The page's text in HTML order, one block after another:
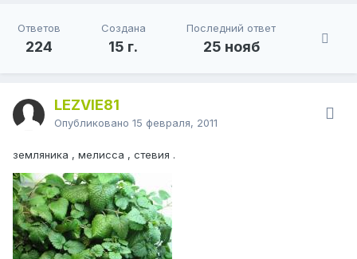
Ответов
224
Создана
15 г.
Последний ответ
25 нояб
LEZVIE81
Опубликовано 15 февраля, 2011
земляника , мелисса , стевия .